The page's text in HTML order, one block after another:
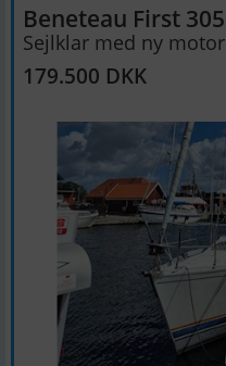
Beneteau First 305
Sejlklar med ny motor
179.500 DKK